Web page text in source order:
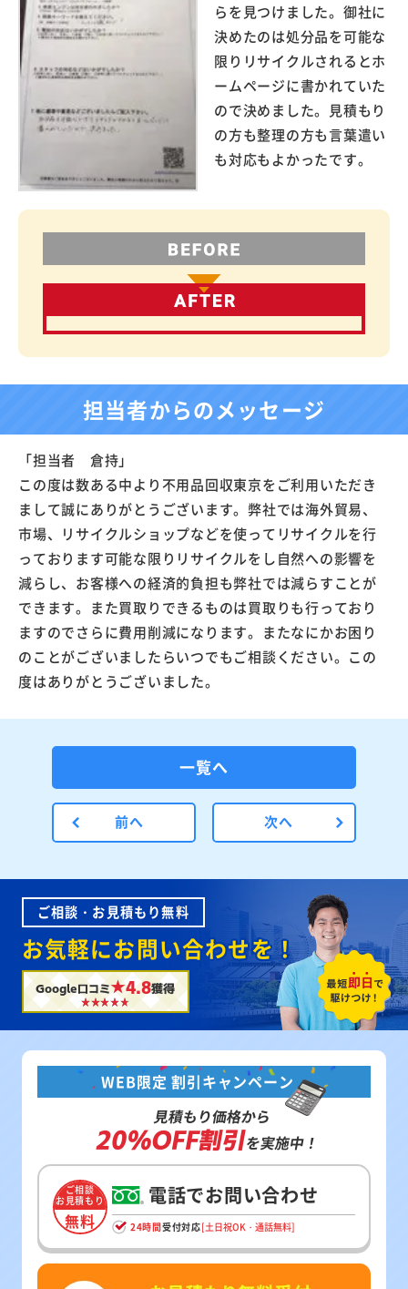
らを見つけました。御社に
決めたのは処分品を可能な
限りリサイクルされるとホ
ームページに書かれていた
ので決めました。見積もり
の方も整理の方も言葉遣い
も対応もよかったです。
担当者からのメッセージ
「担当者 倉持」
この度は数ある中より不用品回収東京をご利用いただき
まして誠にありがとうございます。弊社では海外貿易、
市場、リサイクルショップなどを使ってリサイクルを行
っております可能な限りリサイクルをし自然への影響を
減らし、お客様への経済的負担も弊社では減らすことが
できます。また買取りできるものは買取りも行っており
ますのでさらに費用削減になります。またなにかお困り
のことがございましたらいつでもご相談ください。この
度はありがとうございました。
前へ
一覧へ
次へ
ご相談・お見積もり無料
お気軽にお問い合わせを！
Google口コミ★4.8獲得
WEB限定 割引キャンペーン
見積もり価格から
20%OFF割引を実施中！
ご相談
お見積もり
無料
電話でお問い合わせ
24時間受付対応[土日祝OK・通話無料]